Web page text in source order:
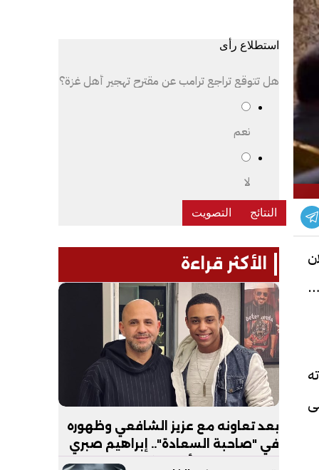
استطلاع رأى
هل تتوقع تراجع ترامب عن مقترح تهجير أهل غزة؟
نعم
لا
الأكثر قراءة
بعد تعاونه مع عزيز الشافعي وظهوره
في "صاحبة السعادة".. إبراهيم صبري